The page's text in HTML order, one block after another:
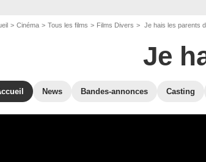
Cinéma Tous les films Films Divers Je hais les parents
Je
News Bandes-annonces Casting